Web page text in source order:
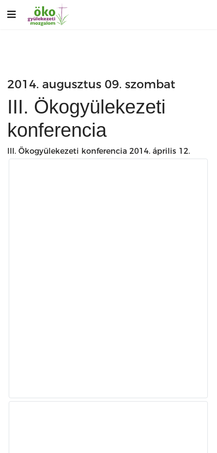
2014. augusztus 09. szombat
III. Ökogyülekezeti
konferencia
III. Ökogyülekezeti konferencia 2014. április 12.